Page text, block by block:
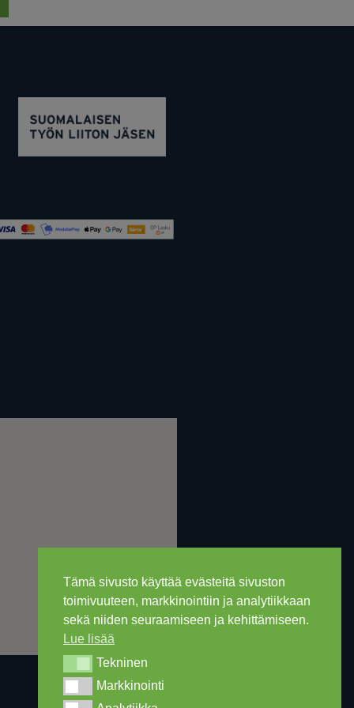
Tämä sivusto käyttää evästeitä sivuston
toimivuuteen, markkinointiin ja analytiikkaan
sekä niiden seuraamiseen ja kehittämiseen.
Lue lisää
TekninenTekninen
MarkkinointiMarkkinointi